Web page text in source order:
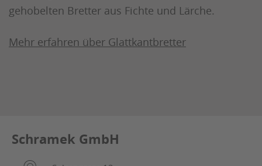
gehobelten Bretter aus Fichte und Lärche.
Mehr erfahren über Glattkantbretter
Schramek GmbH